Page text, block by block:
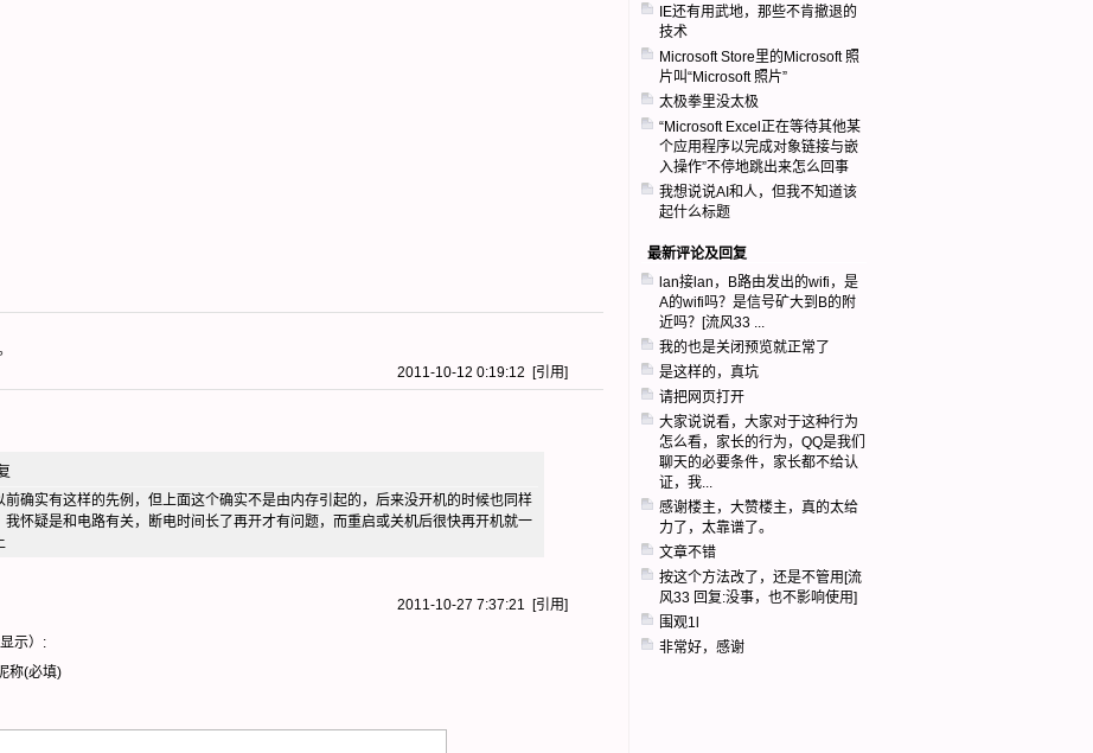
2011-10-12 0:19:12 [引用]
确实有这样的先例，但上面这个确实不是由内存引起的，后来没开机的时候也同样
怀疑是和电路有关，断电时间长了再开才有问题，而重启或关机后很快再开机就一
2011-10-27 7:37:21 [引用]
示）:
称(必填)
IE还有用武地，那些不肯撤退的
技术
Microsoft Store里的Microsoft 照
片叫“Microsoft 照片”
太极拳里没太极
“Microsoft Excel正在等待其他某
个应用程序以完成对象链接与嵌
入操作”不停地跳出来怎么回事
我想说说AI和人，但我不知道该
起什么标题
最新评论及回复
lan接lan，B路由发出的wifi，是
A的wifi吗？是信号矿大到B的附
近吗？[流风33 ...
我的也是关闭预览就正常了
是这样的，真坑
请把网页打开
大家说说看，大家对于这种行为
怎么看，家长的行为，QQ是我们
聊天的必要条件，家长都不给认
证，我...
感谢楼主，大赞楼主，真的太给
力了，太靠谱了。
文章不错
按这个方法改了，还是不管用[流
风33 回复:没事，也不影响使用]
围观1l
非常好，感谢